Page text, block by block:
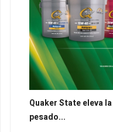
Quaker State eleva
pesado...